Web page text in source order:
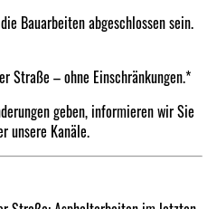
Bauarbeiten abgeschlossen sein.
Straße – ohne Einschränkungen.*
geben, informieren wir Sie
unsere Kanäle.